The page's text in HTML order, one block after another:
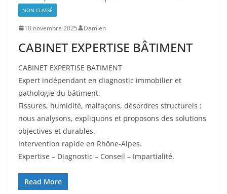
NON CLASSÉ
10 novembre 2025 Damien
CABINET EXPERTISE BÂTIMENT
CABINET EXPERTISE BATIMENT
Expert indépendant en diagnostic immobilier et
pathologie du bâtiment.
Fissures, humidité, malfaçons, désordres structurels :
nous analysons, expliquons et proposons des solutions
objectives et durables.
Intervention rapide en Rhône-Alpes.
Expertise – Diagnostic – Conseil – Impartialité.
Read More